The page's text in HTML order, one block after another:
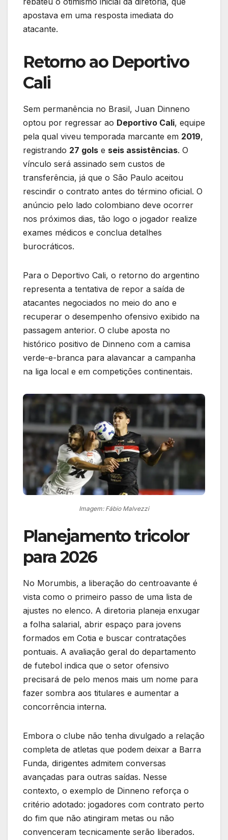
apostava em uma resposta imediata do
atacante.
Retorno ao Deportivo
Cali
Sem permanência no Brasil, Juan Dinneno
optou por regressar ao Deportivo Cali, equipe
pela qual viveu temporada marcante em 2019,
registrando 27 gols e seis assistências. O
vínculo será assinado sem custos de
transferência, já que o São Paulo aceitou
rescindir o contrato antes do término oficial. O
anúncio pelo lado colombiano deve ocorrer
nos próximos dias, tão logo o jogador realize
exames médicos e conclua detalhes
burocráticos.
Para o Deportivo Cali, o retorno do argentino
representa a tentativa de repor a saída de
atacantes negociados no meio do ano e
recuperar o desempenho ofensivo exibido na
passagem anterior. O clube aposta no
histórico positivo de Dinneno com a camisa
verde-e-branca para alavancar a campanha
na liga local e em competições continentais.
Imagem: Fábio Malvezzi
Planejamento tricolor
para 2026
No Morumbis, a liberação do centroavante é
vista como o primeiro passo de uma lista de
ajustes no elenco. A diretoria planeja enxugar
a folha salarial, abrir espaço para jovens
formados em Cotia e buscar contratações
pontuais. A avaliação geral do departamento
de futebol indica que o setor ofensivo
precisará de pelo menos mais um nome para
fazer sombra aos titulares e aumentar a
concorrência interna.
Embora o clube não tenha divulgado a relação
completa de atletas que podem deixar a Barra
Funda, dirigentes admitem conversas
avançadas para outras saídas. Nesse
contexto, o exemplo de Dinneno reforça o
critério adotado: jogadores com contrato perto
do fim que não atingiram metas ou não
convenceram tecnicamente serão liberados.